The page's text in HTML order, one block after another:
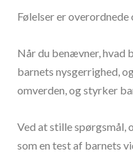
Følelser er
Når du benævner, hvad
barnets nysgerrighed,
omverden, og styrker
Ved at stille spørgsmål,
som en test af barnets